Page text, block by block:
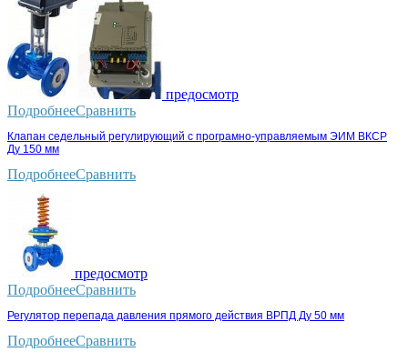
предосмотр
ПодробнееСравнить
Клапан седельный регулирующий с програмно-управляемым ЭИМ ВКСР
Ду 150 мм
ПодробнееСравнить
предосмотр
ПодробнееСравнить
Регулятор перепада давления прямого действия ВРПД Ду 50 мм
ПодробнееСравнить